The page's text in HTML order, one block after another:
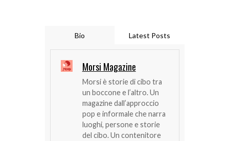
Bio Latest Posts
Morsi Magazine
Morsi è storie di cibo tra
un boccone e l’altro. Un
magazine dall’approccio
pop e informale che narra
luoghi, persone e storie
del cibo. Un contenitore